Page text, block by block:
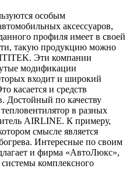
особым
аксессуаров,
профиля имеет в своей
такую продукцию можно
Эти компании
модификации
входит и широкий
касается и средств
Достойный по качеству
в разных
AIRLINE. К примеру,
смысле является
Интересные по своим
и фирма «АвтоЛюкс»,
системы комплексного